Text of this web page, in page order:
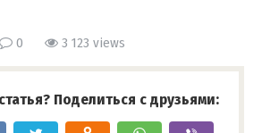
0 3 123 views
Поделиться с друзьями: